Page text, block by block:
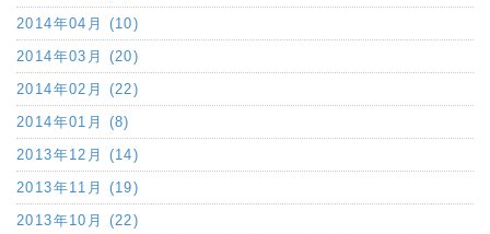
2014年04月 (10)
2014年03月 (20)
2014年02月 (22)
2014年01月 (8)
2013年12月 (14)
2013年11月 (19)
2013年10月 (22)